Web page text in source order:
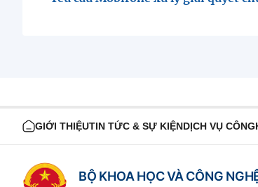
GIỚI THIỆUTIN TỨC & SỰ KIỆNDỊCH VỤ CÔNG
BỘ KHOA HỌC VÀ CÔNG